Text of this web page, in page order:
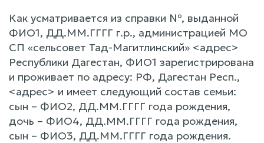
Как усматривается из справки №, выданной
ФИО1, ДД.ММ.ГГГГ г.р., администрацией МО
СП «сельсовет Тад-Магитлинский» <адрес>
Республики Дагестан, ФИО1 зарегистрирована
и проживает по адресу: РФ, Дагестан Респ.,
<адрес> и имеет следующий состав семьи:
сын – ФИО2, ДД.ММ.ГГГГ года рождения,
дочь – ФИО4, ДД.ММ.ГГГГ года рождения,
сын – ФИО3, ДД.ММ.ГГГГ года рождения.